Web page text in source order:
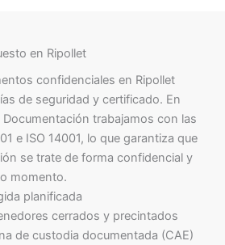
en Ripollet
confidenciales en Ripollet
de seguridad y certificado. En
trabajamos con las
e ISO 14001, lo que garantiza que
se trate de forma confidencial y
momento.
planificada
cerrados y precintados
de custodia documentada (CAE)